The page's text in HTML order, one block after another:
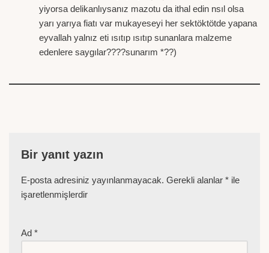
yiyorsa delikanlıysanız mazotu da ithal edin nsıl olsa
yarı yarıya fiatı var mukayeseyi her sektöktötde yapana
eyvallah yalnız eti ısıtıp ısıtıp sunanlara malzeme
edenlere saygılar????sunarım *??)
Bir yanıt yazın
E-posta adresiniz yayınlanmayacak. Gerekli alanlar * ile
işaretlenmişlerdir
Ad *